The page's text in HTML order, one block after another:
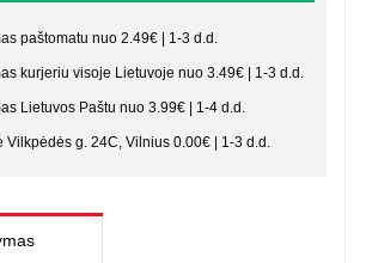
paštomatu nuo 2.49€ | 1-3 d.d.
kurjeriu visoje Lietuvoje nuo 3.49€ | 1-3 d.d.
Lietuvos Paštu nuo 3.99€ | 1-4 d.d.
Vilkpėdės g. 24C, Vilnius 0.00€ | 1-3 d.d.